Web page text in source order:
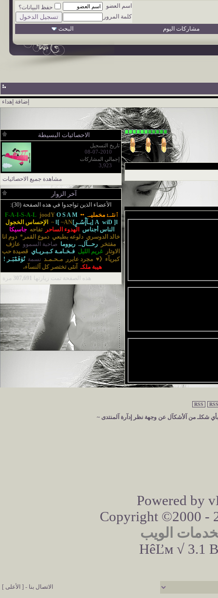
اسم العضو
حفظ البيانات؟
كلمة المرور
مشاركات اليوم
البحث
إضافة إهداء
الاحصائيات البسيطة
تاريخ التسجيل
08-07-2010
إجمالي المشاركات
3,923
مشاهدة جميع الاحصائيات
آخر الزوار
الأعضاء الذين تواجدوا في هذه الصفحة (30):
ٱنثـﮱ مخمليـﮧ ••
F-A-I-S-A-L joodY O S A M
A wiD ]ǁ[يـآإْسُـرٍ]ǁ[ ~AN~
الإحساس الخجول
الناس أجناس
الهدوء الساحر تفاحه جاسيكا
خالد الدوسري دلوعه بطبعي دموع القمر* دوم انا
مفتخر
رحــآل.. ريووما صاحبة السموو عازف
الاوتار
غريم الليل فـخـامـة كـبـريـاي قصيدة حب
كبريآء《♥ مجرد عابرر مـحـمـد نسمة نُۈفَمْبَـر !
هيبة ملكـ
‏آنثى تختصر كل آلنسآء‏، ‏
هذه الصفحة تمت زيارتها
307,691 مرة
RSS
شكلـ من آلأشكآل عن وجهة نظر إدآرة آلمنتدى ~
Powered by
Copyright ©2000 -
الويب
HêĽм √ 3.1
الاتصال بنا - [ الأعلى ]